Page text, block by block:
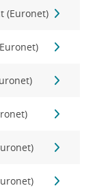
(Euronet)